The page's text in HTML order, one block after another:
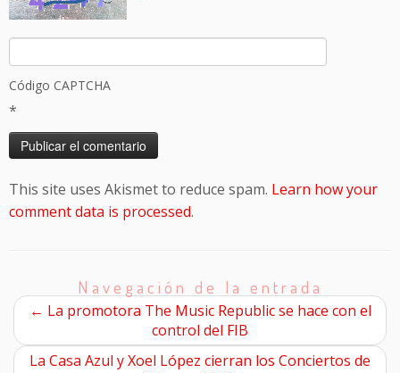
Código CAPTCHA
*
This site uses Akismet to reduce spam. Learn how your
comment data is processed.
Navegación de la entrada
← La promotora The Music Republic se hace con el
control del FIB
La Casa Azul y Xoel López cierran los Conciertos de